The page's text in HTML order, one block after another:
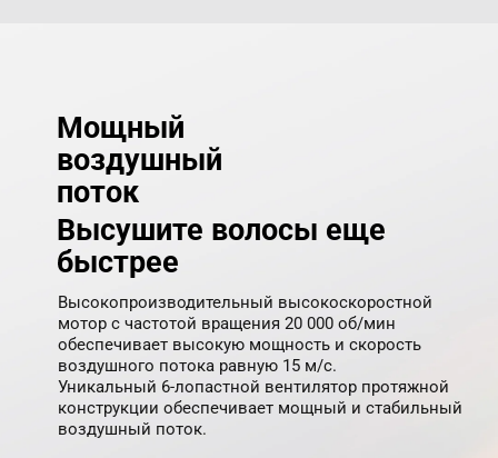
Мощный
воздушный
поток
Высушите волосы еще
быстрее
Высокопроизводительный высокоскоростной
мотор с частотой вращения 20 000 об/мин
обеспечивает высокую мощность и скорость
воздушного потока равную 15 м/с.
Уникальный 6-лопастной вентилятор протяжной
конструкции обеспечивает мощный и стабильный
воздушный поток.